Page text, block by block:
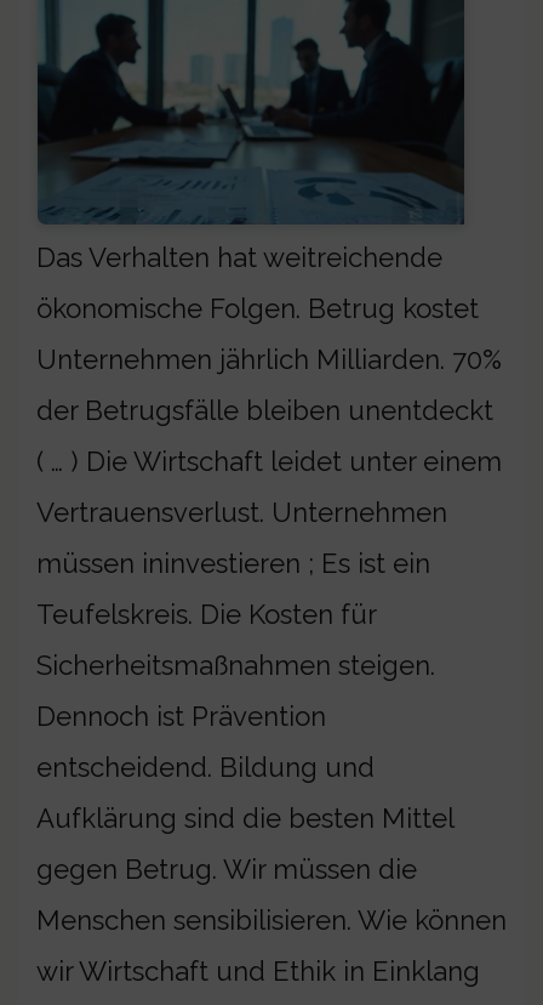
Das Verhalten hat weitreichende
ökonomische Folgen. Betrug kostet
Unternehmen jährlich Milliarden. 70%
der Betrugsfälle bleiben unentdeckt
( … ) Die Wirtschaft leidet unter einem
Vertrauensverlust. Unternehmen
müssen ininvestieren ; Es ist ein
Teufelskreis. Die Kosten für
Sicherheitsmaßnahmen steigen.
Dennoch ist Prävention
entscheidend. Bildung und
Aufklärung sind die besten Mittel
gegen Betrug. Wir müssen die
Menschen sensibilisieren. Wie können
wir Wirtschaft und Ethik in Einklang